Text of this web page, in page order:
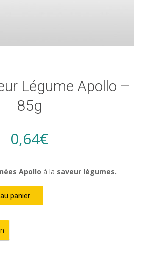
Légume Apollo –
85g
0,64€
Apollo à la saveur légumes.
panier